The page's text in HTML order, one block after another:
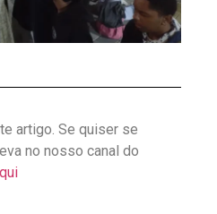
artigo. Se quiser se
no nosso canal do